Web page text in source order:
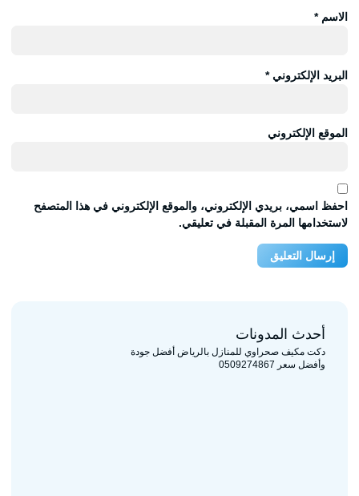
الاسم*
البريد الإلكتروني*
الموقع الإلكتروني
احفظ اسمي، بريدي الإلكتروني، والموقع الإلكتروني في هذا المتصفح
لاستخدامها المرة المقبلة في تعليقي.
أحدث المدونات
دكت مكيف صحراوي للمنازل بالرياض أفضل جودة
وأفضل سعر 0509274867